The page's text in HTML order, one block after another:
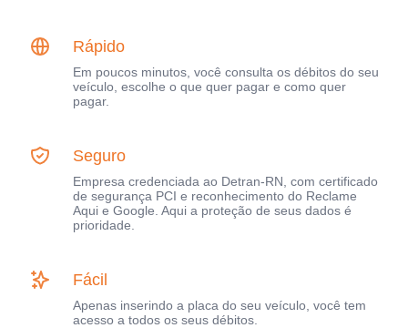
Rápido
Em poucos minutos, você consulta os débitos do seu
veículo, escolhe o que quer pagar e como quer
pagar.
Seguro
Empresa credenciada ao Detran-RN, com certificado
de segurança PCI e reconhecimento do Reclame
Aqui e Google. Aqui a proteção de seus dados é
prioridade.
Fácil
Apenas inserindo a placa do seu veículo, você tem
acesso a todos os seus débitos.